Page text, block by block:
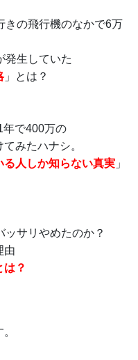
きの飛行機のなかで6万
発生していた
」とは？
年で400万の
みたハナシ。
る人しか知らない真実 」
サリやめたのか？
由
は？